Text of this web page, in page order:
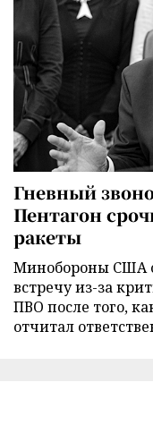
Гневный
Пентагон
ракеты
Минобороны США
встречу из-за
ПВО после того,
отчитал